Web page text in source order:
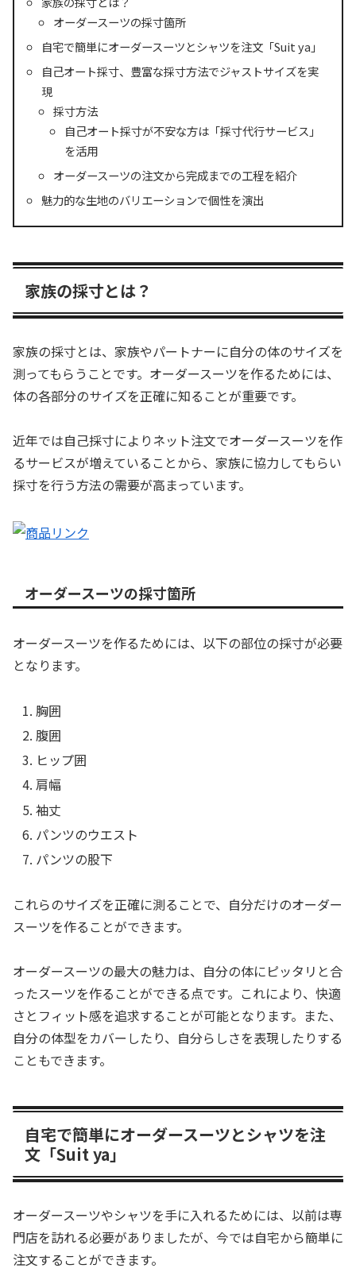
オーダースーツの採寸箇所
自宅で簡単にオーダースーツとシャツを注文「Suit ya」
自己オート採寸、豊富な採寸方法でジャストサイズを実
現
採寸方法
自己オート採寸が不安な方は「採寸代行サービス」
を活用
オーダースーツの注文から完成までの工程を紹介
魅力的な生地のバリエーションで個性を演出
家族の採寸とは？
家族の採寸とは、家族やパートナーに自分の体のサイズを
測ってもらうことです。オーダースーツを作るためには、
体の各部分のサイズを正確に知ることが重要です。
近年では自己採寸によりネット注文でオーダースーツを作
るサービスが増えていることから、家族に協力してもらい
採寸を行う方法の需要が高まっています。
オーダースーツの採寸箇所
オーダースーツを作るためには、以下の部位の採寸が必要
となります。
胸囲
腹囲
ヒップ囲
肩幅
袖丈
パンツのウエスト
パンツの股下
これらのサイズを正確に測ることで、自分だけのオーダー
スーツを作ることができます。
オーダースーツの最大の魅力は、自分の体にピッタリと合
ったスーツを作ることができる点です。これにより、快適
さとフィット感を追求することが可能となります。また、
自分の体型をカバーしたり、自分らしさを表現したりする
こともできます。
自宅で簡単にオーダースーツとシャツを注
文「Suit ya」
オーダースーツやシャツを手に入れるためには、以前は専
門店を訪れる必要がありましたが、今では自宅から簡単に
注文することができます。